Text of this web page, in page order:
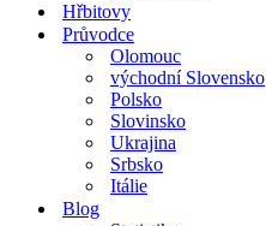
Hřbitovy
Průvodce
Olomouc
východní Slovensko
Polsko
Slovinsko
Ukrajina
Srbsko
Itálie
Blog